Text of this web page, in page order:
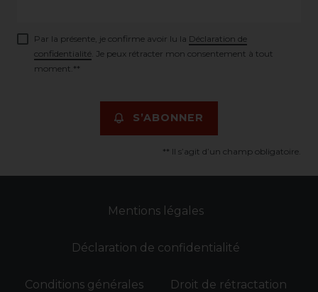
Par la présente, je confirme avoir lu la Déclaration de
confidentialité . Je peux rétracter mon consentement à tout
moment.**
S’ABONNER
** Il s’agit d’un champ obligatoire.
Mentions légales
Déclaration de confidentialité
Conditions générales Droit de rétractation